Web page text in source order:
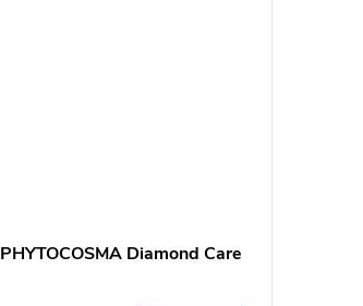
PHYTOCOSMA Diamond Care